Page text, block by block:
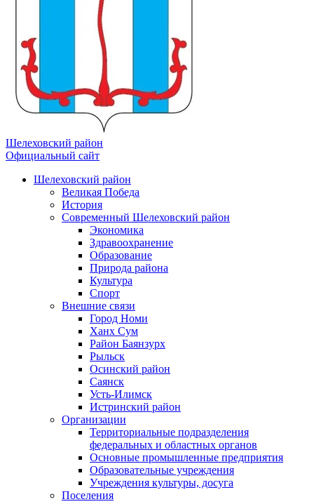
Шелеховский район
Официальный сайт
Шелеховский район
Великая Победа
История
Современный Шелеховский район
Экономика
Здравоохранение
Образование
Природа района
Культура
Спорт
Внешние связи
Город Номи
Ханх Сум
Район Баянзурх
Рыльск
Осинский район
Саянск
Усть-Илимск
Истринский район
Организации
Территориальные подразделения
федеральных и областных органов
Основные промышленные предприятия
Образовательные учреждения
Учреждения культуры, досуга
Поселения